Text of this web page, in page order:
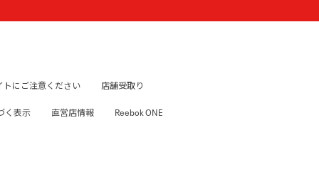
にご注意ください 店舗受取り
く表示 直営店情報 Reebok ONE